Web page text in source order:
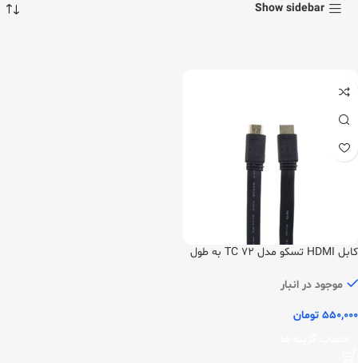
Show sidebar
کابل HDMI تسکو مدل TC 72 به طول
موجود در انبار
550,000 تومان